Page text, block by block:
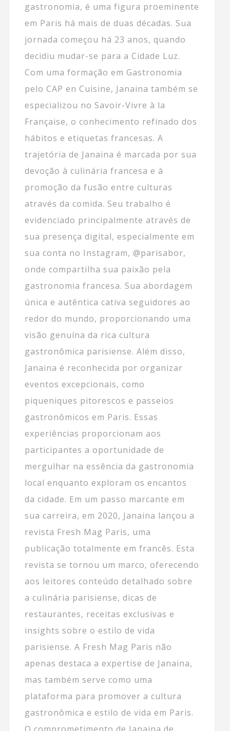
gastronomia, é uma figura proeminente
em Paris há mais de duas décadas. Sua
jornada começou há 23 anos, quando
decidiu mudar-se para a Cidade Luz.
Com uma formação em Gastronomia
pelo CAP en Cuisine, Janaina também se
especializou no Savoir-Vivre à la
Française, o conhecimento refinado dos
hábitos e etiquetas francesas. A
trajetória de Janaina é marcada por sua
devoção à culinária francesa e à
promoção da fusão entre culturas
através da comida. Seu trabalho é
evidenciado principalmente através de
sua presença digital, especialmente em
sua conta no Instagram, @parisabor,
onde compartilha sua paixão pela
gastronomia francesa. Sua abordagem
única e autêntica cativa seguidores ao
redor do mundo, proporcionando uma
visão genuína da rica cultura
gastronômica parisiense. Além disso,
Janaina é reconhecida por organizar
eventos excepcionais, como
piqueniques pitorescos e passeios
gastronômicos em Paris. Essas
experiências proporcionam aos
participantes a oportunidade de
mergulhar na essência da gastronomia
local enquanto exploram os encantos
da cidade. Em um passo marcante em
sua carreira, em 2020, Janaina lançou a
revista Fresh Mag Paris, uma
publicação totalmente em francês. Esta
revista se tornou um marco, oferecendo
aos leitores conteúdo detalhado sobre
a culinária parisiense, dicas de
restaurantes, receitas exclusivas e
insights sobre o estilo de vida
parisiense. A Fresh Mag Paris não
apenas destaca a expertise de Janaina,
mas também serve como uma
plataforma para promover a cultura
gastronômica e estilo de vida em Paris.